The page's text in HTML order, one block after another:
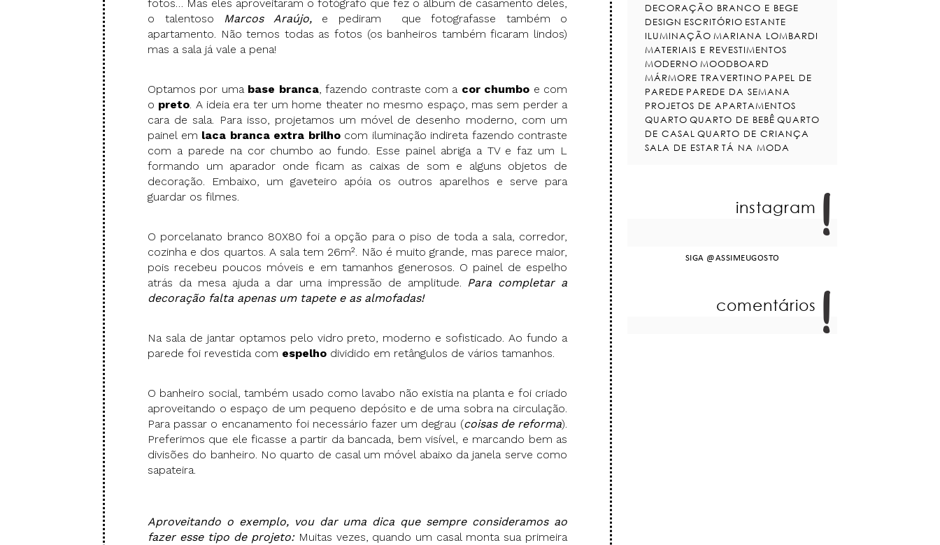
fotos… Mas eles aproveitaram o fotógrafo que fez o álbum de casamento deles,
o talentoso Marcos Araújo, e pediram que fotografasse também o
apartamento. Não temos todas as fotos (os banheiros também ficaram lindos)
mas a sala já vale a pena!
Optamos por uma base branca, fazendo contraste com a cor chumbo e com
o preto. A ideia era ter um home theater no mesmo espaço, mas sem perder a
cara de sala. Para isso, projetamos um móvel de desenho moderno, com um
painel em laca branca extra brilho com iluminação indireta fazendo contraste
com a parede na cor chumbo ao fundo. Esse painel abriga a TV e faz um L
formando um aparador onde ficam as caixas de som e alguns objetos de
decoração. Embaixo, um gaveteiro apóia os outros aparelhos e serve para
guardar os filmes.
O porcelanato branco 80X80 foi a opção para o piso de toda a sala, corredor,
cozinha e dos quartos. A sala tem 26m². Não é muito grande, mas parece maior,
pois recebeu poucos móveis e em tamanhos generosos. O painel de espelho
atrás da mesa ajuda a dar uma impressão de amplitude. Para completar a
decoração falta apenas um tapete e as almofadas!
Na sala de jantar optamos pelo vidro preto, moderno e sofisticado. Ao fundo a
parede foi revestida com espelho dividido em retângulos de vários tamanhos.
O banheiro social, também usado como lavabo não existia na planta e foi criado
aproveitando o espaço de um pequeno depósito e de uma sobra na circulação.
Para passar o encanamento foi necessário fazer um degrau (coisas de reforma).
Preferimos que ele ficasse a partir da bancada, bem visível, e marcando bem as
divisões do banheiro. No quarto de casal um móvel abaixo da janela serve como
sapateira.
Aproveitando o exemplo, vou dar uma dica que sempre consideramos ao
fazer esse tipo de projeto: Muitas vezes, quando um casal monta sua primeira
DECORAÇÃO BRANCO E BEGE
DESIGN ESCRITÓRIO ESTANTE
ILUMINAÇÃO MARIANA LOMBARDI
MATERIAIS E REVESTIMENTOS
MODERNO MOODBOARD
MÁRMORE TRAVERTINO PAPEL DE
PAREDE PAREDE DA SEMANA
PROJETOS DE APARTAMENTOS
QUARTO QUARTO DE BEBÊ QUARTO
DE CASAL QUARTO DE CRIANÇA
SALA DE ESTAR TÁ NA MODA
instagram
SIGA @ASSIMEUGOSTO
comentários